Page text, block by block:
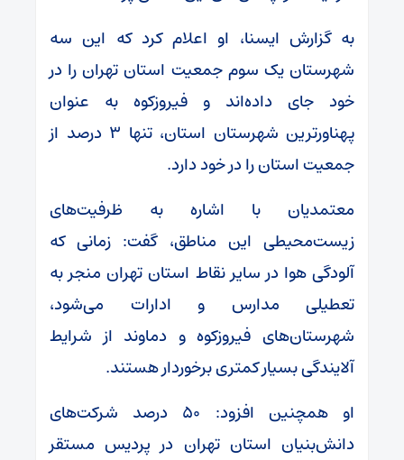
به گزارش ایسنا، او اعلام کرد که این سه
شهرستان یک سوم جمعیت استان تهران را در
خود جای داده‌اند و فیروزکوه به عنوان
پهناورترین شهرستان استان، تنها ۳ درصد از
جمعیت استان را در خود دارد.
معتمدیان با اشاره به ظرفیت‌های
زیست‌محیطی این مناطق، گفت: زمانی که
آلودگی هوا در سایر نقاط استان تهران منجر به
تعطیلی مدارس و ادارات می‌شود،
شهرستان‌های فیروزکوه و دماوند از شرایط
آلایندگی بسیار کمتری برخوردار هستند.
او همچنین افزود: ۵۰ درصد شرکت‌های
دانش‌بنیان استان تهران در پردیس مستقر